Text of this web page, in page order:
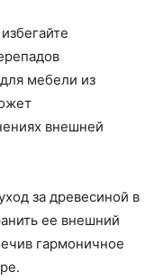
мебели из
внешней
за древесиной в
ее внешний
гармоничное